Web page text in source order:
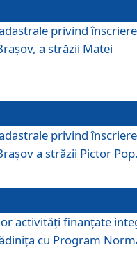
privind
a străzii Matei
privind
a străzii Pictor
activităţi finanţate
cu Program